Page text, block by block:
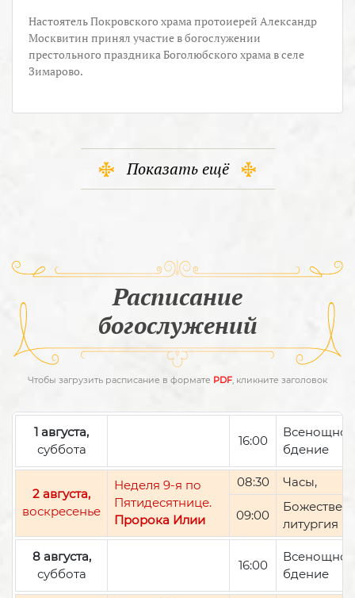
Настоятель Покровского храма протоиерей Александр
Москвитин принял участие в богослужении
престольного праздника Боголюбского храма в селе
Зимарово.
Показать ещё
Расписание
богослужений
Чтобы загрузить расписание в формате PDF, кликните заголовок
1 августа,
суббота
16:00
Всенощное
бдение
2 августа,
воскресенье
Неделя 9-я по
Пятидесятнице.
Пророка Илии
08:30 Часы,
09:00
литургия
8 августа,
суббота
16:00
Всенощное
бдение